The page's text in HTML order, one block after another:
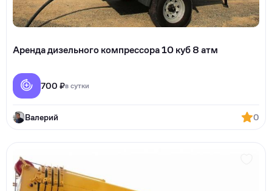
Аренда дизельного компрессора 10 куб 8 атм
700 ₽в сутки
Валерий 0